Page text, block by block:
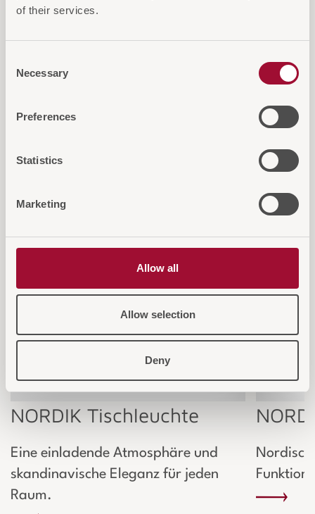
of their services.
Selection
Necessary
Preferences
Statistics
Marketing
Allow all
Allow selection
Deny
interessieren...
NORDIK Tischleuchte
Eine einladende Atmosphäre und
skandinavische Eleganz für jeden
Raum.